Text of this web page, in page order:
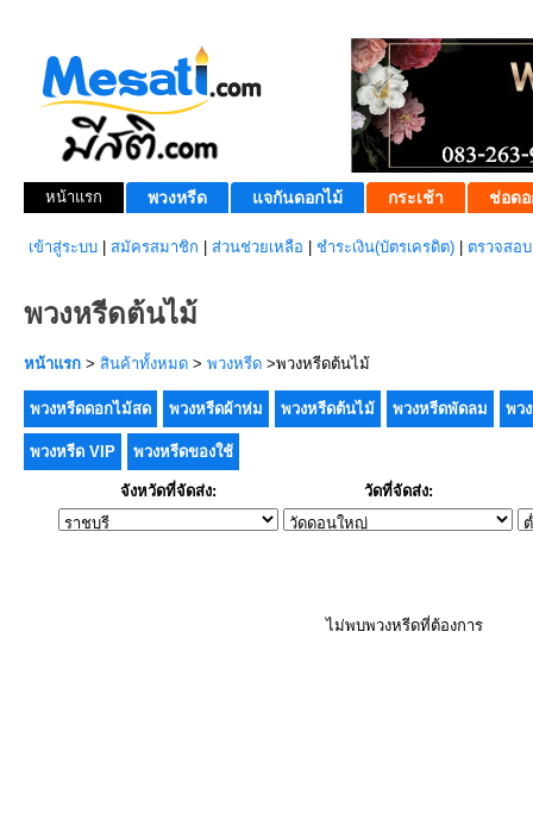
หน้าแรก พวงหรีด แจกันดอกไม้ กระเช้า ช่อดอ
เข้าสู่ระบบ สมัครสมาชิก ส่วนช่วยเหลือ ชำระเงิน(บัตรเครดิต) ตรวจสอ
พวงหรีดต้นไม้
หน้าแรก > สินค้าทั้งหมด > พวงหรีด >พวงหรีดต้นไม้
พวงหรีดดอกไม้สด พวงหรีดผ้าห่ม พวงหรีดต้นไม้ พวงหรีดพัดลม พว
พวงหรีด VIP พวงหรีดของใช้
จังหวัดที่จัดส่ง: วัดที่จัดส่ง:
ไม่พบพวงหรีดที่ต้องการ